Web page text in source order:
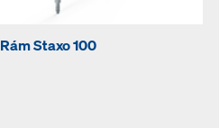
Rám Staxo 100